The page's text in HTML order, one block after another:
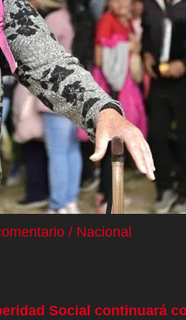
/ Nacional
Social continuará